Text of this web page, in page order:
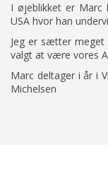
I øjeblikket er Marc
USA hvor han
Jeg er sætter
valgt at være vores
Marc deltager i år i
Michelsen